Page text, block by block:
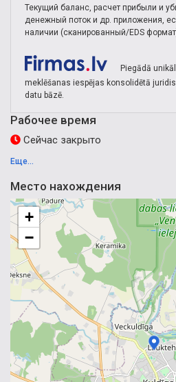
Текущий баланс, расчет прибыли и
денежный поток и др. приложения,
наличии (сканированный/EDS
Piegādā
meklēšanas iespējas konsolidētā
datu bāzē.
Рабочее время
Сейчас закрыто
Еще...
Место нахождения
+
−